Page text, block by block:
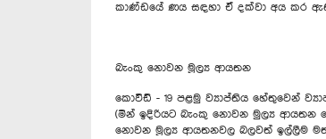
කාණ්ඩයේ ණය සඳහා ඒ දක්වා අය කර
බැංකු නොවන මූල්‍ය ආයතන
කොවිඩ් - 19 පළමු ව්‍යාප්තිය හේතුවෙන්
(මින් ඉදිරියට බැංකු නොවන මුල්‍ය ආයතන
නොවන මූල්‍ය ආයතනවල බලවත් ඉල්ලීම මත